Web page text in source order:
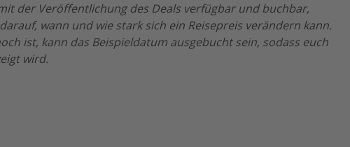
der Veröffentlichung des Deals verfügbar und buchbar,
wann und wie stark sich ein Reisepreis verändern kann.
ist, kann das Beispieldatum ausgebucht sein, sodass euch
wird.